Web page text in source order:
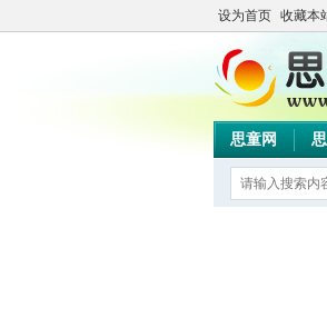
设为首页 收藏本
思童网